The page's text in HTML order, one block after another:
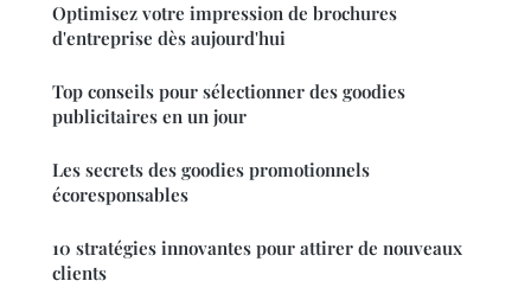
Optimisez votre impression de brochures
d'entreprise dès aujourd'hui
Top conseils pour sélectionner des goodies
publicitaires en un jour
Les secrets des goodies promotionnels
écoresponsables
10 stratégies innovantes pour attirer de nouveaux
clients